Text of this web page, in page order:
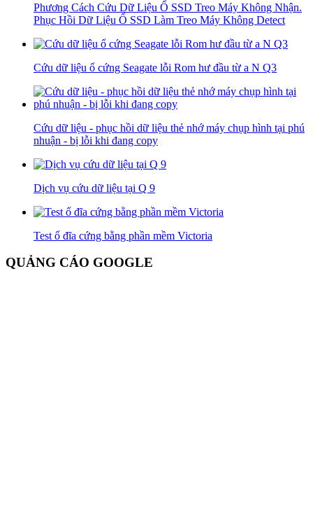
Phương Cách Cứu Dữ Liệu Ổ SSD Treo Máy Không Nhận.
Phục Hồi Dữ Liệu Ổ SSD Làm Treo Máy Không Detect
Cứu dữ liệu ổ cứng Seagate lỗi Rom hư đầu từ a N Q3
Cứu dữ liệu - phục hồi dữ liệu thẻ nhớ máy chụp hình tại phú
nhuận - bị lỗi khi đang copy
Dịch vụ cứu dữ liệu tại Q 9
Test ổ đĩa cứng bằng phần mềm Victoria
QUẢNG CÁO GOOGLE